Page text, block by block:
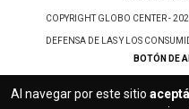
Al navegar por este sitio
COPYRIGHT GLOBO CENTER -
DEFENSA DE LAS Y LOS
BOTÓN DE